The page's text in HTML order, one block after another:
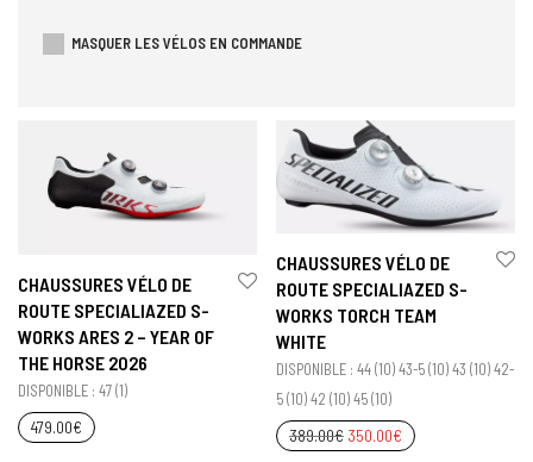
MASQUER LES VÉLOS EN COMMANDE
CHAUSSURES VÉLO DE
ROUTE SPECIALIAZED S-
WORKS ARES 2 – YEAR OF
THE HORSE 2026
DISPONIBLE : 47 (1)
479.00€
CHAUSSURES VÉLO DE
ROUTE SPECIALIAZED S-
WORKS TORCH TEAM
WHITE
DISPONIBLE : 44 (10) 43-5 (10) 43 (10) 42-
5 (10) 42 (10) 45 (10)
389.00€ 350.00€